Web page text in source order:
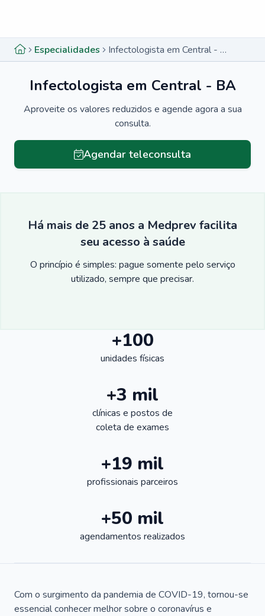
Especialidades Infectologista em Central - BA
Infectologista em Central - BA
Aproveite os valores reduzidos e agende agora a sua
consulta.
Agendar teleconsulta
Há mais de 25 anos a Medprev facilita
seu acesso à saúde
O princípio é simples: pague somente pelo serviço
utilizado, sempre que precisar.
+100
unidades físicas
+3 mil
clínicas e postos de
coleta de exames
+19 mil
profissionais parceiros
+50 mil
agendamentos realizados
Com o surgimento da pandemia de COVID-19, tornou-se
essencial conhecer melhor sobre o coronavírus e